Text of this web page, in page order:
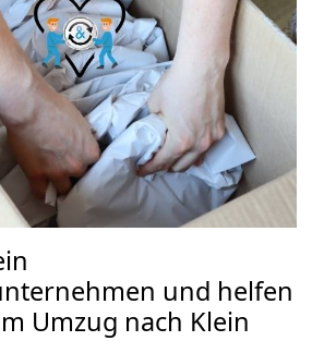
und helfen
Umzug nach Klein